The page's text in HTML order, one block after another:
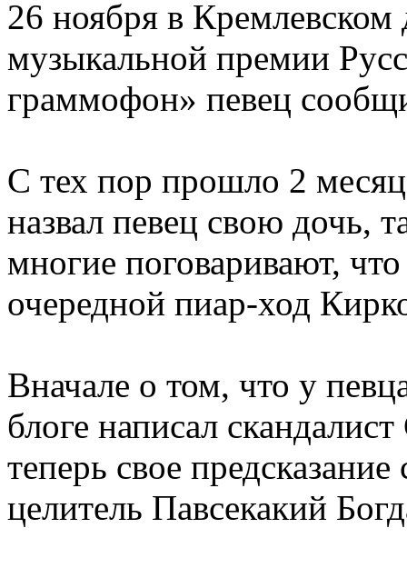
26 ноября в Кремлевском
музыкальной премии
граммофон» певец
С тех пор прошло 2
назвал певец свою дочь,
многие поговаривают,
очередной пиар-ход
Вначале о том, что у
блоге написал
теперь свое
целитель Павсекакий